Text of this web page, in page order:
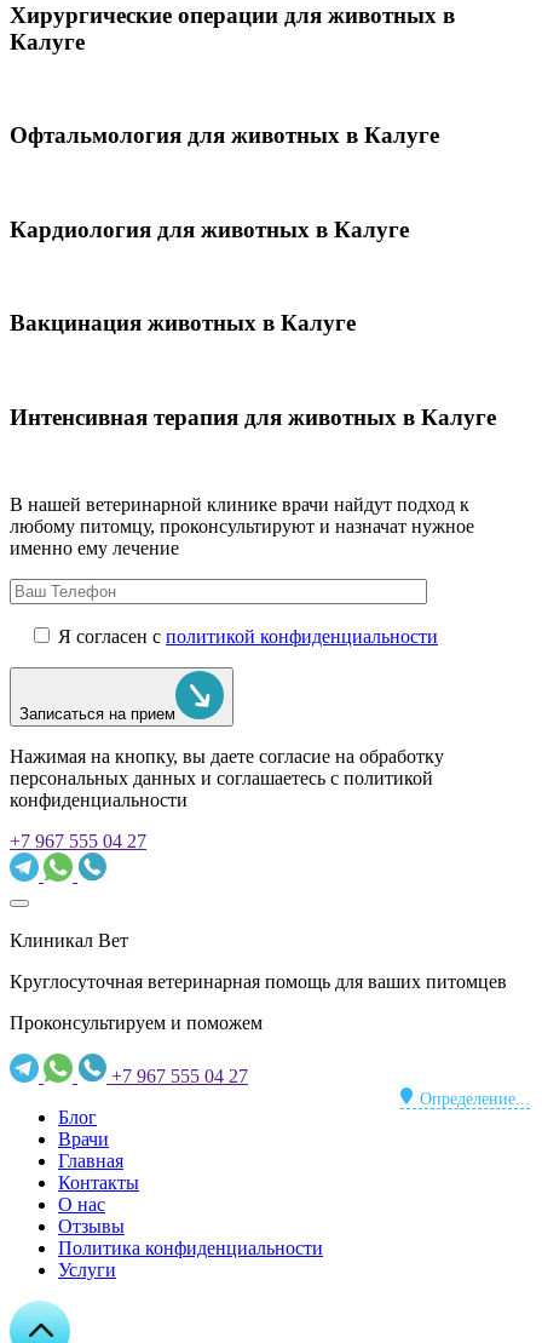
Хирургические операции для животных в
Калуге
Офтальмология для животных в Калуге
Кардиология для животных в Калуге
Вакцинация животных в Калуге
Интенсивная терапия для животных в Калуге
В нашей ветеринарной клинике врачи найдут подход к
любому питомцу, проконсультируют и назначат нужное
именно ему лечение
Я согласен с политикой конфиденциальности
Записаться на прием
Нажимая на кнопку, вы даете согласие на обработку
персональных данных и соглашаетесь c политикой
конфиденциальности
+7 967 555 04 27
Клиникал Вет
Круглосуточная ветеринарная помощь для ваших питомцев
Проконсультируем и поможем
+7 967 555 04 27
Определение...
Блог
Врачи
Главная
Контакты
О нас
Отзывы
Политика конфиденциальности
Услуги